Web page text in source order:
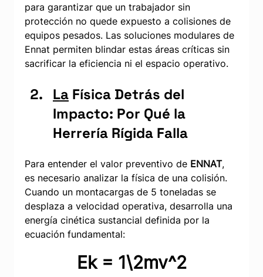
para garantizar que un trabajador sin
protección no quede expuesto a colisiones de
equipos pesados. Las soluciones modulares de
Ennat permiten blindar estas áreas críticas sin
sacrificar la eficiencia ni el espacio operativo.
La Física Detrás del
Impacto: Por Qué la
Herrería Rígida Falla
Para entender el valor preventivo de ENNAT,
es necesario analizar la física de una colisión.
Cuando un montacargas de 5 toneladas se
desplaza a velocidad operativa, desarrolla una
energía cinética sustancial definida por la
ecuación fundamental:
Ek = 1\2mv^2